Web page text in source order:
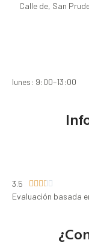
Calle de, San
lunes: 9:00–13:00
3.5     
Evaluación basada